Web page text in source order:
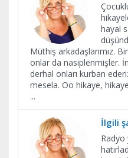
hayal
Müthiş arkadaşlarımız.
onlar da nasiplenmişler.
derhal onları kurban
mesela. Oo hikaye,
...
İlgili
Radyo